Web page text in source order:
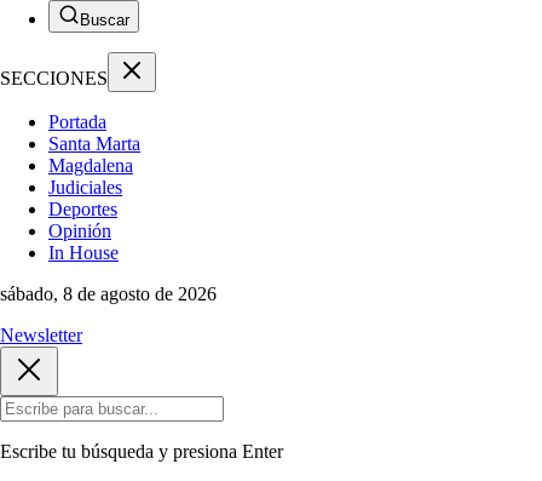
Buscar
SECCIONES
Portada
Santa Marta
Magdalena
Judiciales
Deportes
Opinión
In House
sábado, 8 de agosto de 2026
Newsletter
Escribe tu búsqueda y presiona Enter